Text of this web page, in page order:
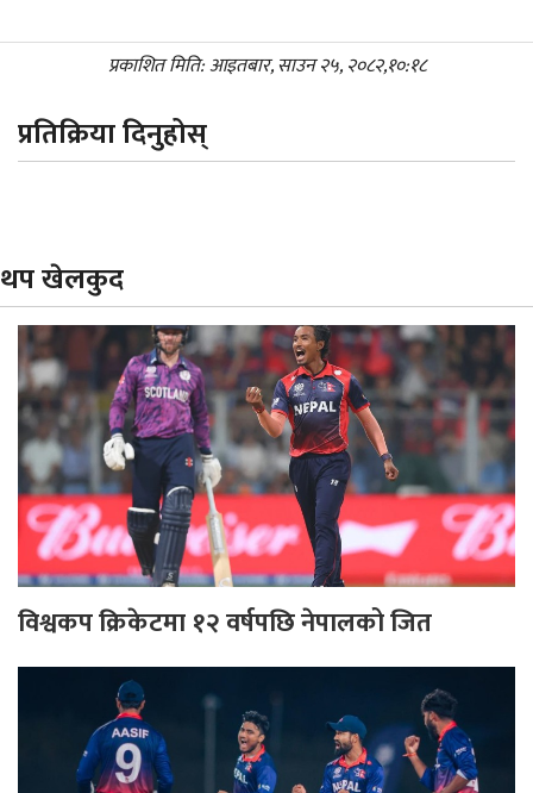
प्रकाशित मिति: आइतबार, साउन २५, २०८२,१०:१८
प्रतिक्रिया दिनुहोस्
थप खेलकुद
विश्वकप क्रिकेटमा १२ वर्षपछि नेपालको जित